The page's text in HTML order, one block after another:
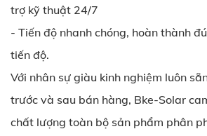
trợ kỹ thuật 24/7
- Tiến độ nhanh chóng, hoàn thành
tiến độ.
Với nhân sự giàu kinh nghiệm luôn
trước và sau bán hàng, Bke-Solar
chất lượng toàn bộ sản phẩm phân